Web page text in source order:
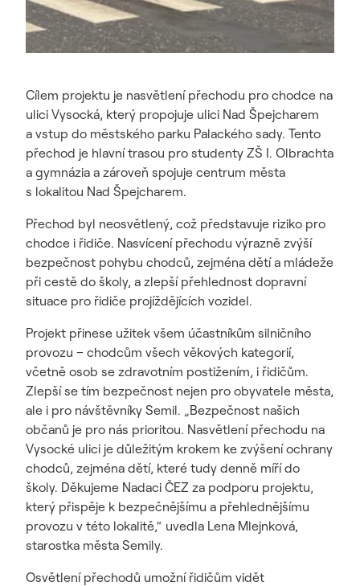
Cílem projektu je nasvětlení přechodu pro chodce na
ulici Vysocká, který propojuje ulici Nad Špejcharem
a vstup do městského parku Palackého sady. Tento
přechod je hlavní trasou pro studenty ZŠ I. Olbrachta
a gymnázia a zároveň spojuje centrum města
s lokalitou Nad Špejcharem.
Přechod byl neosvětlený, což představuje riziko pro
chodce i řidiče. Nasvícení přechodu výrazně zvýší
bezpečnost pohybu chodců, zejména dětí a mládeže
při cestě do školy, a zlepší přehlednost dopravní
situace pro řidiče projíždějících vozidel.
Projekt přinese užitek všem účastníkům silničního
provozu – chodcům všech věkových kategorií,
včetně osob se zdravotním postižením, i řidičům.
Zlepší se tím bezpečnost nejen pro obyvatele města,
ale i pro návštěvníky Semil. „Bezpečnost našich
občanů je pro nás prioritou. Nasvětlení přechodu na
Vysocké ulici je důležitým krokem ke zvýšení ochrany
chodců, zejména dětí, které tudy denně míří do
školy. Děkujeme Nadaci ČEZ za podporu projektu,
který přispěje k bezpečnějšímu a přehlednějšímu
provozu v této lokalitě,“ uvedla Lena Mlejnková,
starostka města Semily.
Osvětlení přechodů umožní řidičům vidět